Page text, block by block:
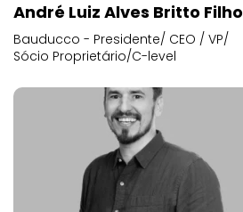
André Luiz Alves Britto Filho
Bauducco - Presidente/ CEO / VP/
Sócio Proprietário/C-level